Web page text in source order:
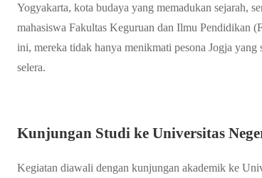
Yogyakarta, kota budaya yang memadukan sejarah,
mahasiswa Fakultas Keguruan dan Ilmu Pendidikan
ini, mereka tidak hanya menikmati pesona Jogja
selera.
Kunjungan Studi ke Universitas
Kegiatan diawali dengan kunjungan akademik ke